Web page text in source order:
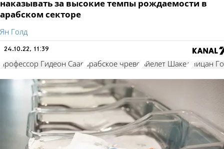
наказывать за высокие темпы рождаемости в
арабском секторе
Ян Голд
24.10.22, 11:39
профессор Гидеон Саар арабское чрево Айелет Шакед Ницан